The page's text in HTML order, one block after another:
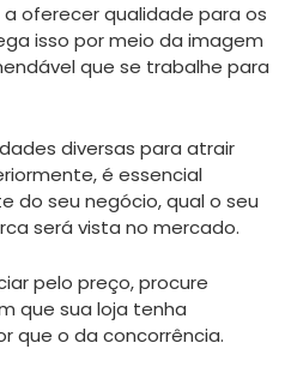
a oferecer qualidade para os
isso por meio da imagem
que se trabalhe para
diversas para atrair
é essencial
do seu negócio, qual o seu
será vista no mercado.
pelo preço, procure
que sua loja tenha
que o da concorrência.